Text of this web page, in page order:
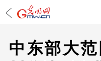
中东部大